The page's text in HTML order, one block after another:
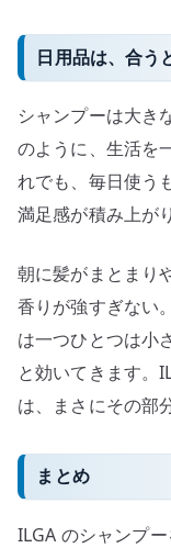
日用品は、合う
シャンプーは大き
のように、生活を
れでも、毎日使う
満足感が積み上が
朝に髪がまとまり
香りが強すぎない
は一つひとつは小
と効いてきます。
は、まさにその部
まとめ
ILGA のシャンプ